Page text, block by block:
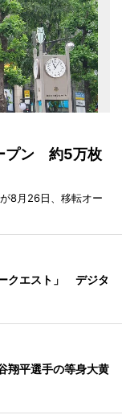
プン 約5万枚
8月26日、移転オー
クエスト」 デジタ
翔平選手の等身大黄